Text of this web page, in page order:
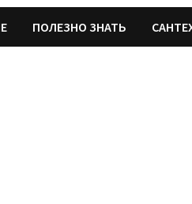
ПОЛЕЗНО ЗНАТЬ